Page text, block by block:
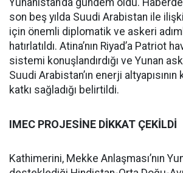
Yunanistan’da gündem oldu. Haberde,
son beş yılda Suudi Arabistan ile
için önemli diplomatik ve askeri
hatırlatıldı. Atina’nın Riyad’a Patriot
sistemi konuşlandırdığı ve Yunan
Suudi Arabistan’ın enerji altyapısının
katkı sağladığı belirtildi.
IMEC PROJESİNE DİKKAT ÇEKİLDİ
Kathimerini, Mekke Anlaşması’nın